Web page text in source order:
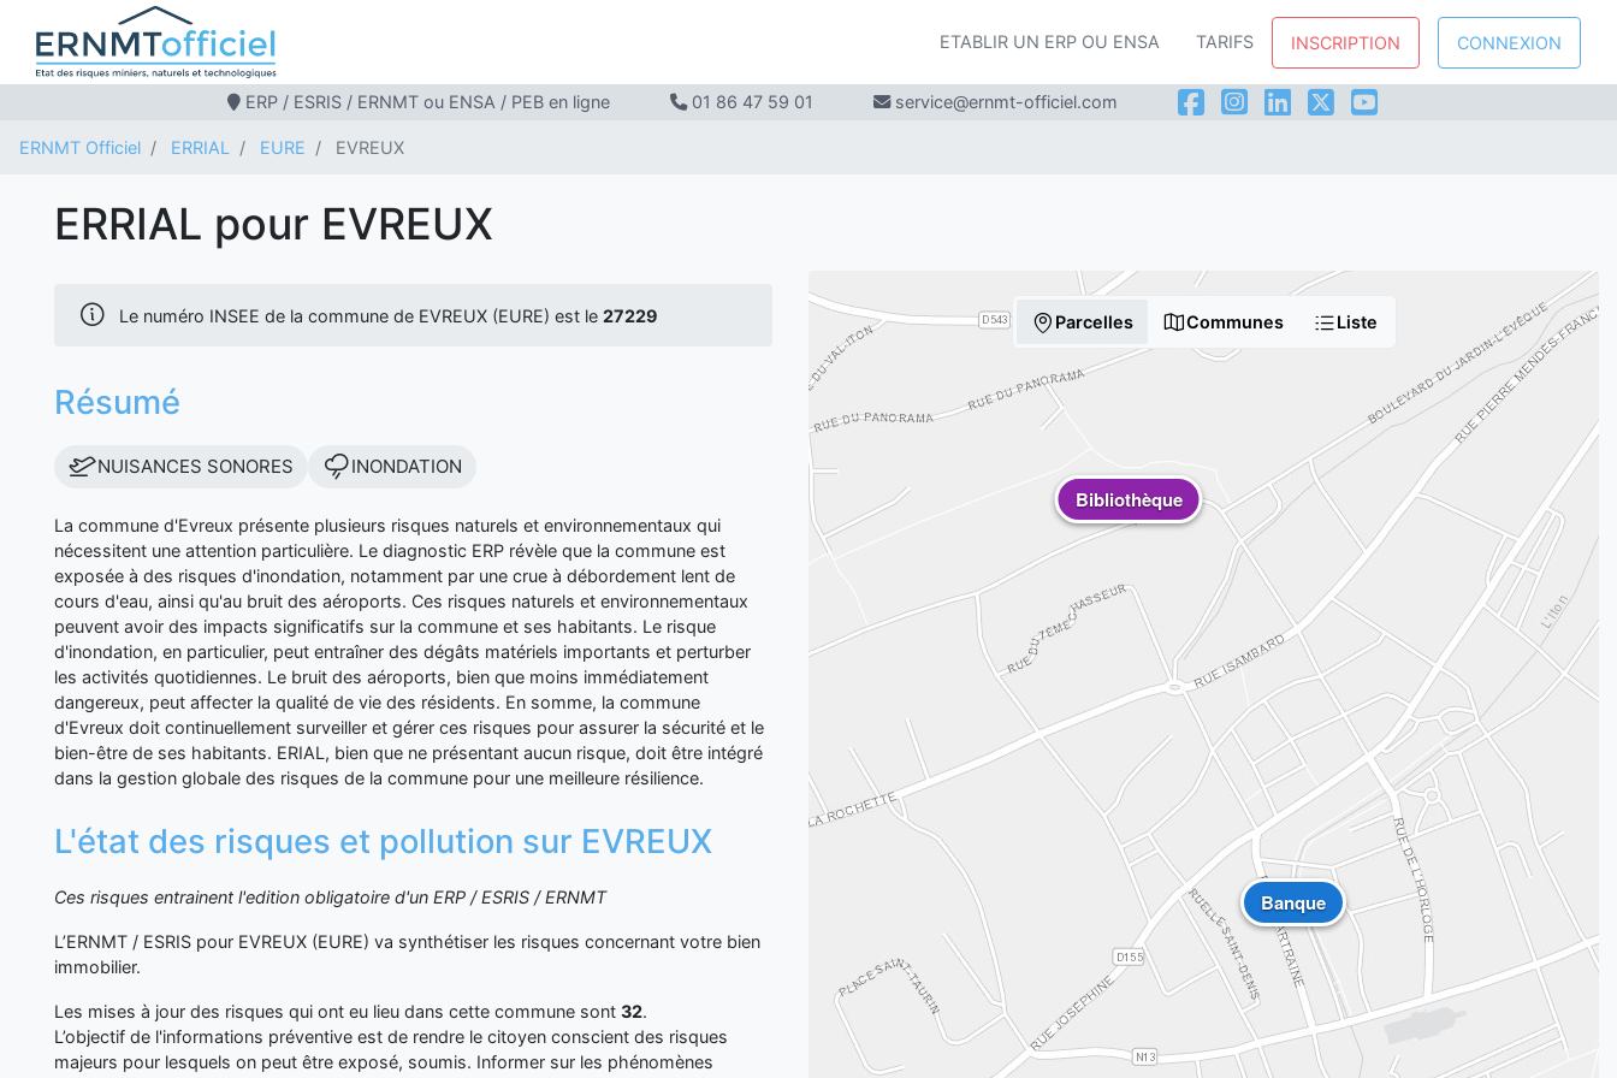
ETABLIR UN ERP OU ENSA TARIFS INSCRIPTION CONNEXION
ERP / ESRIS / ERNMT ou ENSA / PEB en ligne 01 86 47 59 01 service@ernmt-officiel.com
ERNMT Officiel ERRIAL EURE EVREUX
ERRIAL pour EVREUX
Le numéro INSEE de la commune de EVREUX (EURE) est le 27229
Résumé
NUISANCES SONORES INONDATION
La commune d'Evreux présente plusieurs risques naturels et environnementaux qui
nécessitent une attention particulière. Le diagnostic ERP révèle que la commune est
exposée à des risques d'inondation, notamment par une crue à débordement lent de
cours d'eau, ainsi qu'au bruit des aéroports. Ces risques naturels et environnementaux
peuvent avoir des impacts significatifs sur la commune et ses habitants. Le risque
d'inondation, en particulier, peut entraîner des dégâts matériels importants et perturber
les activités quotidiennes. Le bruit des aéroports, bien que moins immédiatement
dangereux, peut affecter la qualité de vie des résidents. En somme, la commune
d'Evreux doit continuellement surveiller et gérer ces risques pour assurer la sécurité et le
bien-être de ses habitants. ERIAL, bien que ne présentant aucun risque, doit être intégré
dans la gestion globale des risques de la commune pour une meilleure résilience.
L'état des risques et pollution sur EVREUX
Ces risques entrainent l'edition obligatoire d'un ERP / ESRIS / ERNMT
L’ERNMT / ESRIS pour EVREUX (EURE) va synthétiser les risques concernant votre bien
immobilier.
Les mises à jour des risques qui ont eu lieu dans cette commune sont 32.
L’objectif de l'informations préventive est de rendre le citoyen conscient des risques
majeurs pour lesquels on peut être exposé, soumis. Informer sur les phénomènes
Parcelles Communes Liste
Banque
Bibliothèque